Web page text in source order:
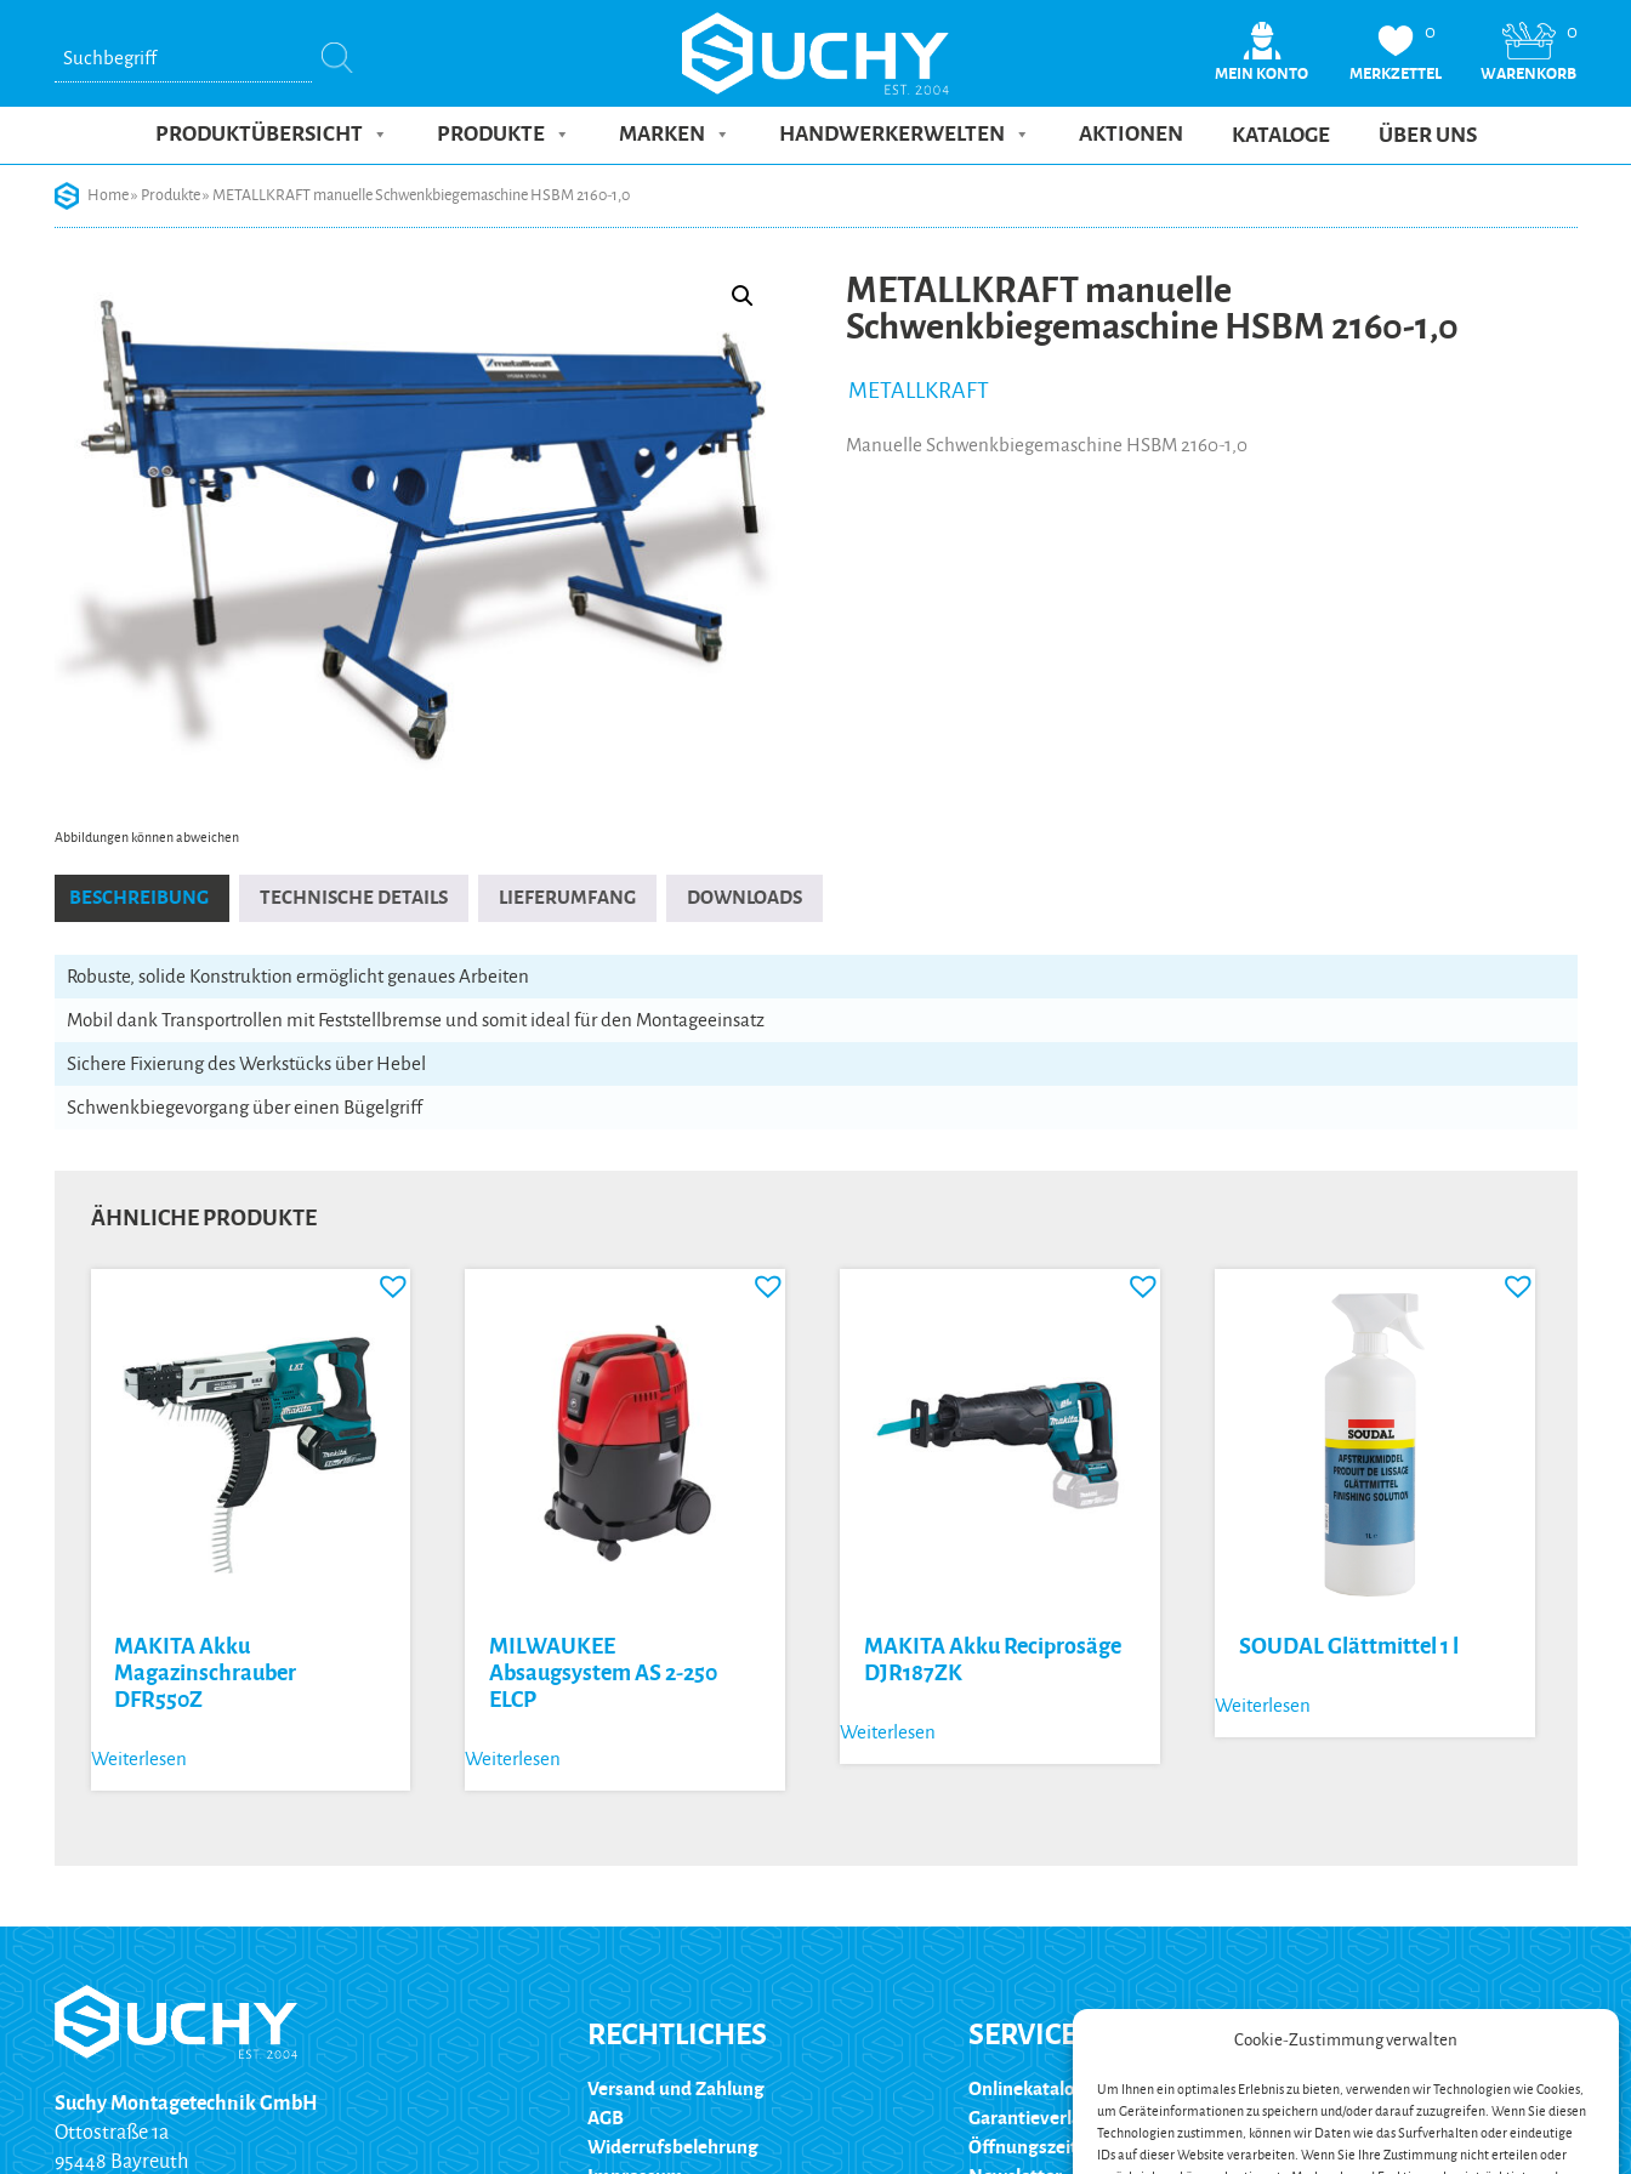
Cookie-Zustimmung verwalten
Um Ihnen ein optimales Erlebnis zu bieten, verwenden wir Technologien wie Cookies,
um Geräteinformationen zu speichern und/oder darauf zuzugreifen. Wenn Sie diesen
Technologien zustimmen, können wir Daten wie das Surfverhalten oder eindeutige
IDs auf dieser Website verarbeiten. Wenn Sie Ihre Zustimmung nicht erteilen oder
content
Suchbegriff
MEIN KONTO
0
MERKZETTEL
0
WARENKORB
PRODUKTÜBERSICHT PRODUKTE MARKEN HANDWERKERWELTEN AKTIONEN KATALOGE ÜBER UNS
Home» Produkte» METALLKRAFT manuelle Schwenkbiegemaschine HSBM 2160-1,0
METALLKRAFT manuelle
Schwenkbiegemaschine HSBM 2160-1,0
METALLKRAFT
Manuelle Schwenkbiegemaschine HSBM 2160-1,0
Abbildungen können abweichen
BESCHREIBUNG TECHNISCHE DETAILS LIEFERUMFANG DOWNLOADS
Robuste, solide Konstruktion ermöglicht genaues Arbeiten
Mobil dank Transportrollen mit Feststellbremse und somit ideal für den Montageeinsatz
Sichere Fixierung des Werkstücks über Hebel
Schwenkbiegevorgang über einen Bügelgriff
ÄHNLICHE PRODUKTE
MAKITA Akku
Magazinschrauber
DFR550Z
Weiterlesen
MILWAUKEE
Absaugsystem AS 2-250
ELCP
Weiterlesen
MAKITA Akku Reciprosäge
DJR187ZK
Weiterlesen
SOUDAL Glättmittel 1 l
Weiterlesen
Suchy Montagetechnik GmbH
Ottostraße 1a
95448 Bayreuth
RECHTLICHES
Versand und Zahlung
AGB
Widerrufsbelehrung
SERVICE
Onlinekatalog
Garantieverlängerung
Öffnungszeiten
ZAHLUNG